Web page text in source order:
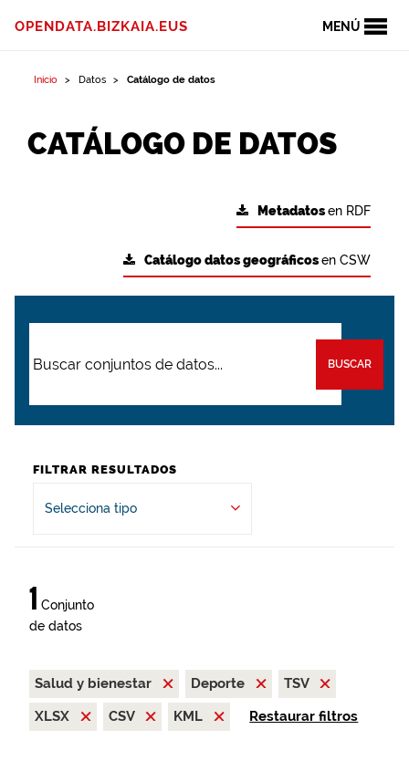
MENÚ
OPENDATA.BIZKAIA.EUS
Inicio Datos Catálogo de datos
CATÁLOGO DE DATOS
Metadatosen RDF
Catálogo datos geográficosen CSW
BUSCAR
FILTRAR RESULTADOS
Selecciona tipo
1 Conjunto
de datos
Salud y bienestar Deporte
TSV
XLSX
CSV KML Restaurar filtros